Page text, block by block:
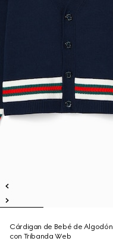
Cárdigan de Bebé de Algodón
con Tribanda Web